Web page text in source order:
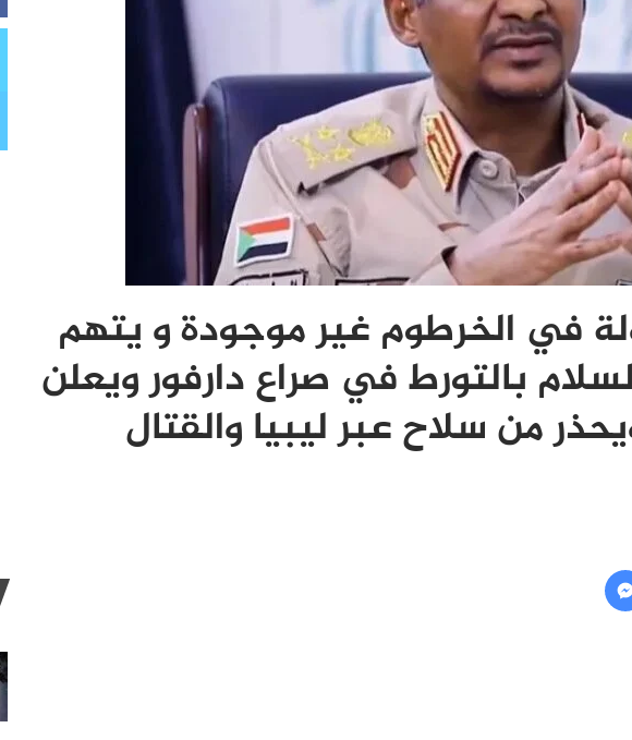
في الخرطوم غير موجودة و يتهم
بالتورط في صراع دارفور ويعلن
من سلاح عبر ليبيا والقتال